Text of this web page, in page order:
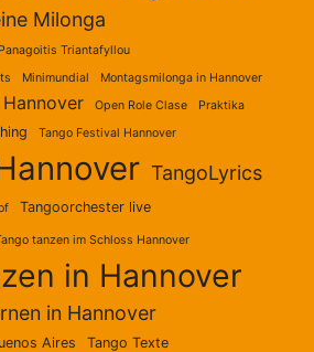
Milonga
Triantafyllou
Minimundial Montagsmilonga in Hannover
Open Role Clase
Praktika
Tango Festival Hannover
TangoLyrics
Tangoorchester live
tanzen im Schloss Hannover
in Hannover
in Hannover
Aires
Tango Texte